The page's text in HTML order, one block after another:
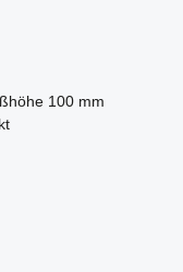
100 mm